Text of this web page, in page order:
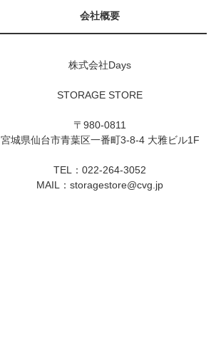
会社概要
株式会社Days
STORAGE STORE
〒980-0811
宮城県仙台市青葉区一番町3-8-4 大雅ビル1F
TEL：022-264-3052
MAIL： storagestore@cvg.jp